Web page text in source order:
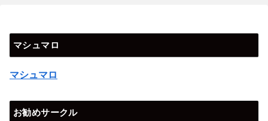
マシュマロ
マシュマロ
お勧めサークル